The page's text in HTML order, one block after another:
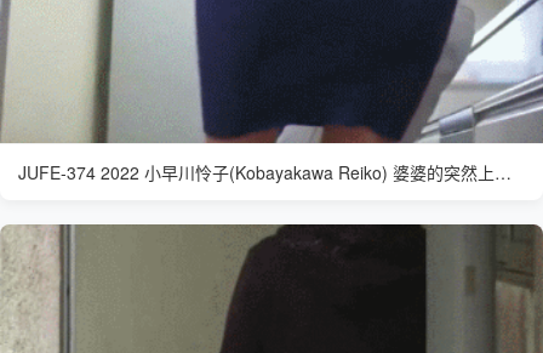
JUFE-374 2022 小早川怜子(Kobayakawa Reiko) 婆婆的突然上门有点打乱了计划